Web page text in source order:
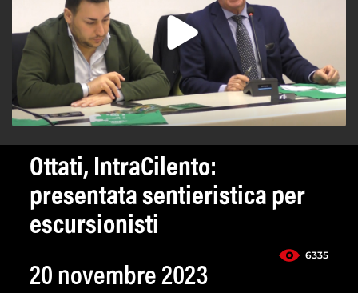
Ottati, IntraCilento:
presentata sentieristica per
escursionisti
6335
20 novembre 2023